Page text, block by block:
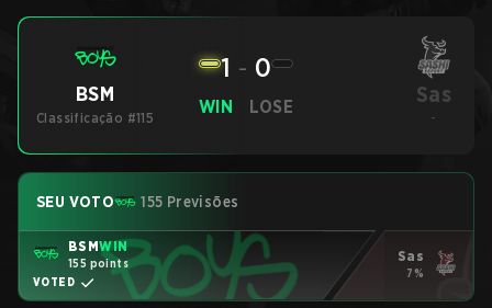
BSM
Classificação #115
WIN
1 - 0
LOSE Sas
-
SEU VOTO 155 Previsões
BSMWIN
155 points
VOTED
Sas
7%